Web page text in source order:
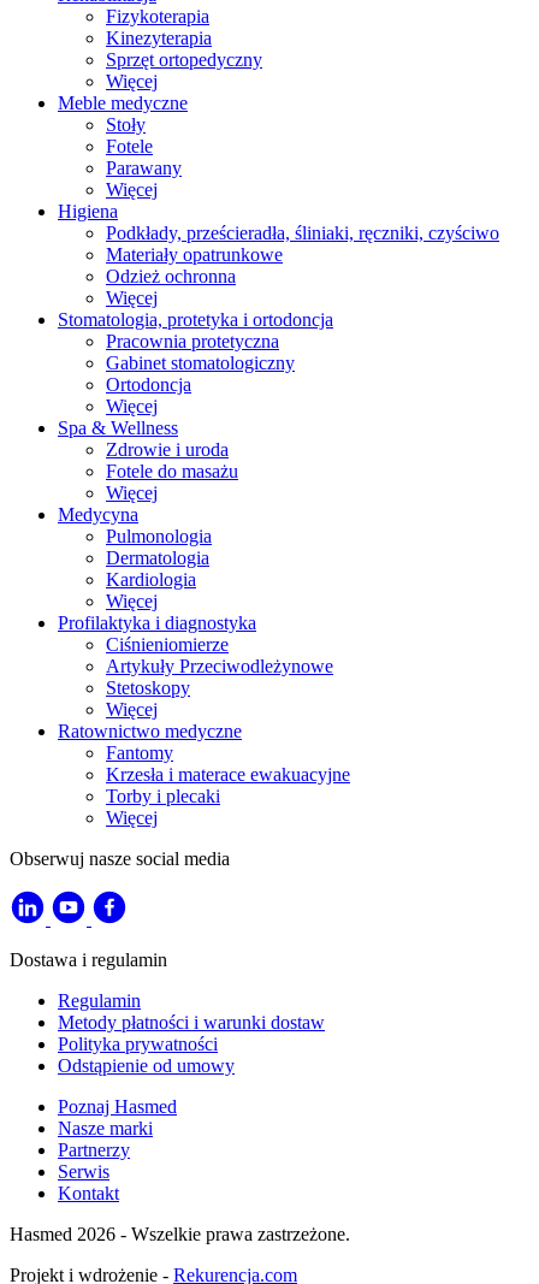
Fizykoterapia
Kinezyterapia
Sprzęt ortopedyczny
Więcej
Meble medyczne
Stoły
Fotele
Parawany
Więcej
Higiena
Podkłady, prześcieradła, śliniaki, ręczniki, czyściwo
Materiały opatrunkowe
Odzież ochronna
Więcej
Stomatologia, protetyka i ortodoncja
Pracownia protetyczna
Gabinet stomatologiczny
Ortodoncja
Więcej
Spa & Wellness
Zdrowie i uroda
Fotele do masażu
Więcej
Medycyna
Pulmonologia
Dermatologia
Kardiologia
Więcej
Profilaktyka i diagnostyka
Ciśnieniomierze
Artykuły Przeciwodleżynowe
Stetoskopy
Więcej
Ratownictwo medyczne
Fantomy
Krzesła i materace ewakuacyjne
Torby i plecaki
Więcej
Obserwuj nasze social media
Dostawa i regulamin
Regulamin
Metody płatności i warunki dostaw
Polityka prywatności
Odstąpienie od umowy
Poznaj Hasmed
Nasze marki
Partnerzy
Serwis
Kontakt
Hasmed 2026 - Wszelkie prawa zastrzeżone.
Projekt i wdrożenie - Rekurencja.com